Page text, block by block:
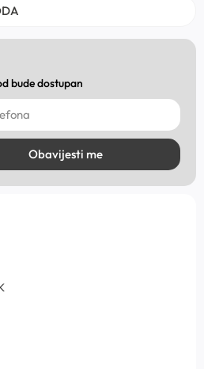
bude dostupan
Obavijesti me